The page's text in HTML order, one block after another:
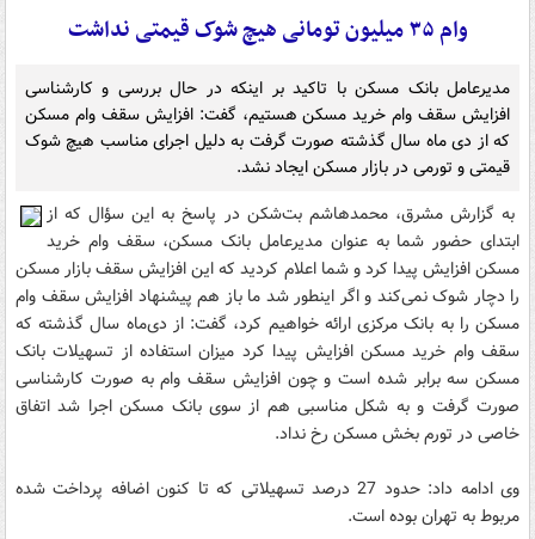
وام ۳۵ میلیون تومانی هیچ شوک قیمتی نداشت
مدیرعامل بانک مسکن با تاکید بر اینکه در حال بررسی و کارشناسی
افزایش سقف وام خرید مسکن هستیم، گفت: افزایش سقف وام مسکن
که از دی ماه سال گذشته صورت گرفت به دلیل اجرای مناسب هیچ شوک
قیمتی و تورمی در بازار مسکن ایجاد نشد.
به گزارش مشرق، محمدهاشم بت‌شکن در پاسخ به این سؤال که از
ابتدای حضور شما به عنوان مدیرعامل بانک مسکن، سقف وام خرید
مسکن افزایش پیدا کرد و شما اعلام کردید که این افزایش سقف بازار مسکن
را دچار شوک نمی‌کند و اگر اینطور شد ما باز هم پیشنهاد افزایش سقف وام
مسکن را به بانک مرکزی ارائه خواهیم کرد، گفت: از دی‌ماه سال گذشته که
سقف وام خرید مسکن افزایش پیدا کرد میزان استفاده از تسهیلات بانک
مسکن سه برابر شده است و چون افزایش سقف وام به صورت کارشناسی
صورت گرفت و به شکل مناسبی هم از سوی بانک مسکن اجرا شد اتفاق
خاصی در تورم بخش مسکن رخ نداد.
وی ادامه داد: حدود 27 درصد تسهیلاتی که تا کنون اضافه پرداخت شده
مربوط به تهران بوده است.